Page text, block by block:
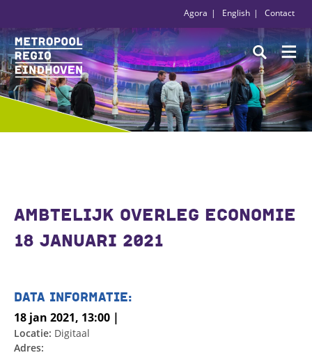
Agora English Contact
AMBTELIJK OVERLEG ECONOMIE
18 JANUARI 2021
DATA INFORMATIE:
18 jan 2021, 13:00 |
Locatie: Digitaal
Adres: